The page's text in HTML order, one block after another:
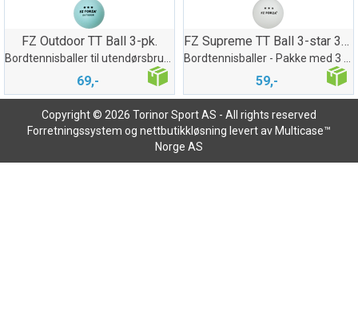
FZ Outdoor TT Ball 3-pk.
69,-
FZ Supreme TT Ball 3-star 3-pk.
59,-
Copyright © 2026 Torinor Sport AS - All rights reserved
Forretningssystem og nettbutikkløsning levert av Multicase™
Norge AS